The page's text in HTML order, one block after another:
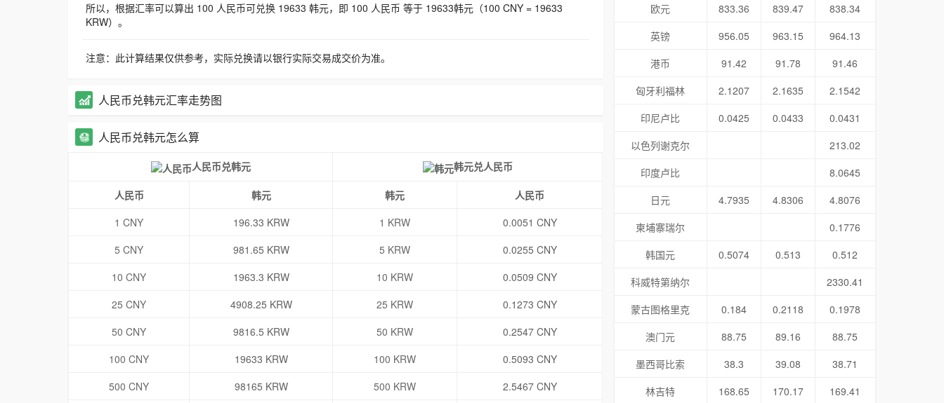
所以，根据汇率可以算出 100 人民币可兑换 19633 韩元，即 100 人民币 等于 19633韩元（100 CNY = 19633
KRW）。
注意：此计算结果仅供参考，实际兑换请以银行实际交易成交价为准。
人民币兑韩元汇率走势图
人民币兑韩元怎么算
人民币兑韩元 韩元兑人民币
人民币 韩元 韩元
人民币
1 CNY
196.33 KRW 1 KRW
0.0051 CNY
5 CNY
981.65 KRW 5 KRW
0.0255 CNY
10 CNY
1963.3 KRW 10 KRW
0.0509 CNY
25 CNY
4908.25 KRW 25 KRW
0.1273 CNY
50 CNY
9816.5 KRW 50 KRW
0.2547 CNY
100 CNY
19633 KRW 100 KRW
0.5093 CNY
500 CNY
98165 KRW 500 KRW
2.5467 CNY
欧元
833.36 839.47
838.34
英镑
956.05 963.15
964.13
港币
91.42 91.78
91.46
匈牙利福林
2.1207 2.1635
2.1542
印尼卢比
0.0425 0.0433
0.0431
以色列谢克尔
213.02
印度卢比
8.0645
日元
4.7935 4.8306
4.8076
柬埔寨瑞尔
0.1776
韩国元
0.5074 0.513
0.512
科威特第纳尔
2330.41
蒙古图格里克
0.184 0.2118
0.1978
澳门元
88.75 89.16
88.75
墨西哥比索
38.3 39.08
38.71
林吉特
168.65 170.17
169.41